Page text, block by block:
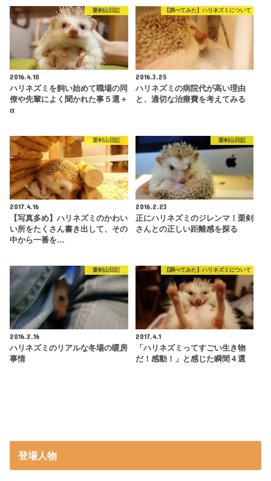
栗剣山日記
2016.4.10
ハリネズミを飼い始めて職場の同
僚や先輩によく聞かれた事５選＋
α
【調べてみた】ハリネズミについて
2016.3.25
ハリネズミの病院代が高い理由
と、適切な治療費を考えてみる
栗剣山日記
2017.4.16
【写真多め】ハリネズミのかわい
い所をたくさん書き出して、その
中から一番を…
栗剣山日記
2016.2.23
正にハリネズミのジレンマ！栗剣
さんとの正しい距離感を探る
栗剣山日記
2016.2.16
ハリネズミのリアルな冬場の暖房
事情
【調べてみた】ハリネズミについて
2017.4.1
「ハリネズミってすごい生き物
だ！感動！」と感じた瞬間４選
登場人物